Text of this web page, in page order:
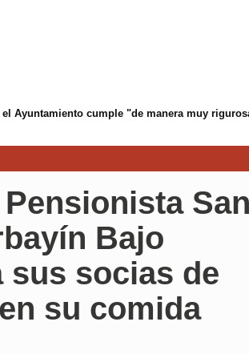
Ayuntamiento cumple "de manera muy
Bajo
sus socias de
su comida